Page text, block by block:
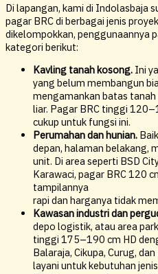
Di lapangan, kami di Indolasbaja
pagar BRC di berbagai jenis
dikelompokkan, penggunaannya
kategori berikut:
Kavling tanah kosong. Ini
yang belum membangun
mengamankan batas
liar. Pagar BRC tinggi
cukup untuk fungsi ini.
Perumahan dan hunian.
depan, halaman belakang,
unit. Di area seperti BSD
Karawaci, pagar BRC 120
tampilannya
rapi dan harganya tidak
Kawasan industri dan
depo logistik, atau area
tinggi 175–190 cm HD
Balaraja, Cikupa, Curug,
layani untuk kebutuhan